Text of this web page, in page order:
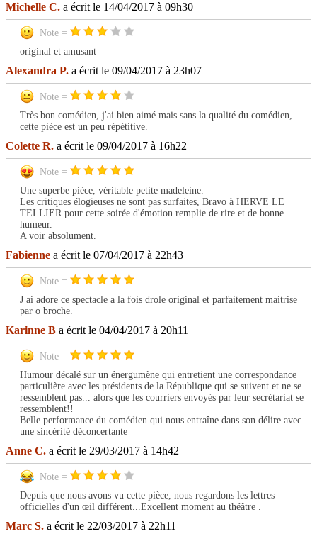
Michelle C. a écrit le 14/04/2017 à 09h30
Note =
original et amusant
Alexandra P. a écrit le 09/04/2017 à 23h07
Note =
Très bon comédien, j'ai bien aimé mais sans la qualité du comédien,
cette pièce est un peu répétitive.
Colette R. a écrit le 09/04/2017 à 16h22
Note =
Une superbe pièce, véritable petite madeleine.
Les critiques élogieuses ne sont pas surfaites, Bravo à HERVE LE
TELLIER pour cette soirée d'émotion remplie de rire et de bonne
humeur.
A voir absolument.
Fabienne a écrit le 07/04/2017 à 22h43
Note =
J ai adore ce spectacle a la fois drole original et parfaitement maitrise
par o broche.
Karinne B a écrit le 04/04/2017 à 20h11
Note =
Humour décalé sur un énergumène qui entretient une correspondance
particulière avec les présidents de la République qui se suivent et ne se
ressemblent pas... alors que les courriers envoyés par leur secrétariat se
ressemblent!!
Belle performance du comédien qui nous entraîne dans son délire avec
une sincérité déconcertante
Anne C. a écrit le 29/03/2017 à 14h42
Note =
Depuis que nous avons vu cette pièce, nous regardons les lettres
officielles d'un œil différent...Excellent moment au théâtre .
Marc S. a écrit le 22/03/2017 à 22h11